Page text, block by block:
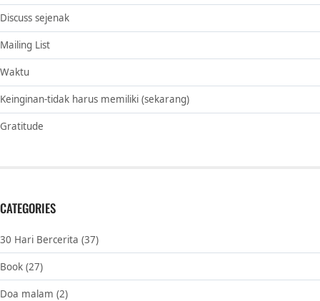
Discuss sejenak
Mailing List
Waktu
Keinginan-tidak harus memiliki (sekarang)
Gratitude
CATEGORIES
30 Hari Bercerita (37)
Book (27)
Doa malam (2)